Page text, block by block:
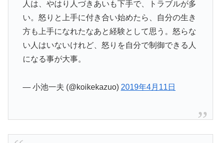
人は、やはり人づきあいも下手で、トラブルが多
い。怒りと上手に付き合い始めたら、自分の生き
方も上手になれたなあと経験として思う。怒らな
い人はいないけれど、怒りを自分で制御できる人
になる事が大事。
— 小池一夫 (@koikekazuo) 2019年4月11日